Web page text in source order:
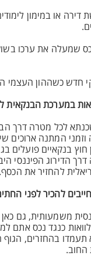
דירה או במימון
שמעלה את ערכו
חדש כשההון העצמי
במערכת הבנקאית
לכל מטרה דרך
המתנה ארוכים
חוץ בנקאיים פועלים
הדירוג הפיננסי
להחזיר את הכסף.
להכיר לפני
משמעותית, גם
כנגד נכס אתם
תעמדו בהחזרים,
החוב.